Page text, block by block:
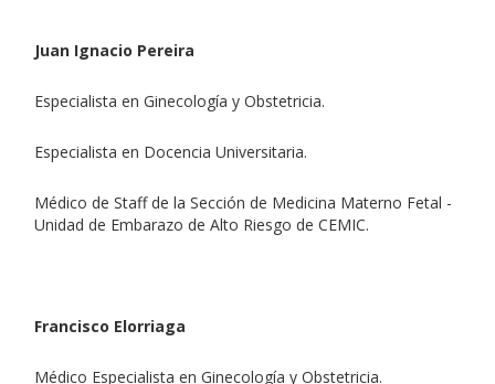
Juan Ignacio Pereira
Especialista en Ginecología y Obstetricia.
Especialista en Docencia Universitaria.
Médico de Staff de la Sección de Medicina Materno Fetal -
Unidad de Embarazo de Alto Riesgo de CEMIC.
Francisco Elorriaga
Médico Especialista en Ginecología y Obstetricia.